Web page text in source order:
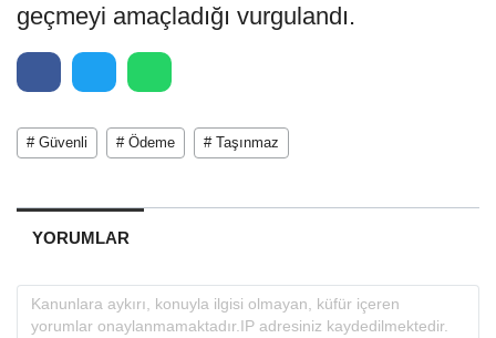
geçmeyi amaçladığı vurgulandı.
# Güvenli # Ödeme # Taşınmaz
YORUMLAR